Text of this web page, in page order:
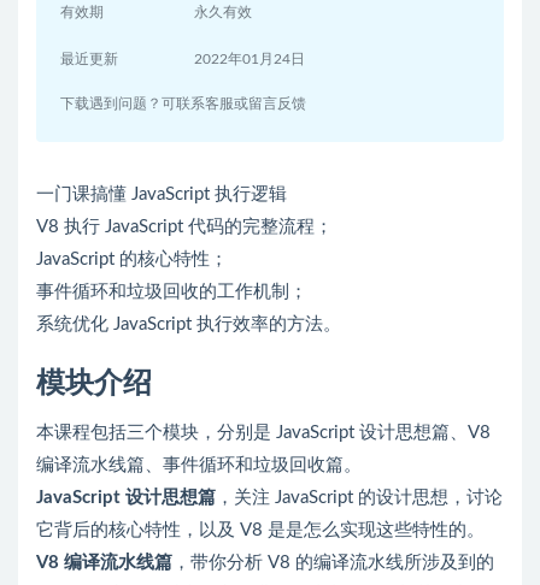
有效期 永久有效
最近更新 2022年01月24日
下载遇到问题？可联系客服或留言反馈
一门课搞懂 JavaScript 执行逻辑
V8 执行 JavaScript 代码的完整流程；
JavaScript 的核心特性；
事件循环和垃圾回收的工作机制；
系统优化 JavaScript 执行效率的方法。
模块介绍
本课程包括三个模块，分别是 JavaScript 设计思想篇、V8
编译流水线篇、事件循环和垃圾回收篇。
JavaScript 设计思想篇 ，关注 JavaScript 的设计思想，讨论
它背后的核心特性，以及 V8 是是怎么实现这些特性的。
V8 编译流水线篇 ，带你分析 V8 的编译流水线所涉及到的